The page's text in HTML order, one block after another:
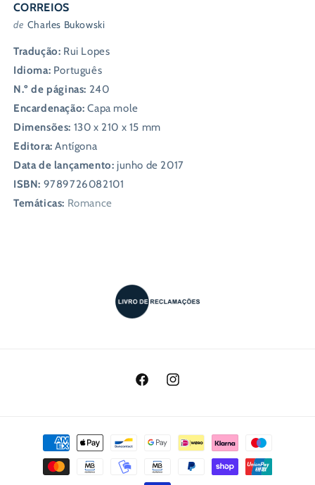
CORREIOS
de Charles Bukowski
Tradução: Rui Lopes
Idioma: Português
N.º de páginas: 240
Encardenação:Capa mole
Dimensões: 130 x 210 x 15 mm
Editora:Antígona
Data de lançamento: junho de 2017
ISBN: 9789726082101
Temáticas: Romance
FacebookInstagram
Métodos
pagamento